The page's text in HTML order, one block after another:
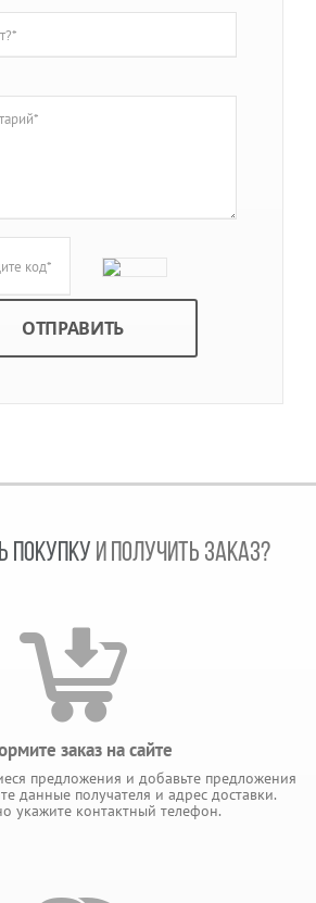
ПОКУПКУ И ПОЛУЧИТЬ ЗАКАЗ?
заказ на сайте
предложения и добавьте предложения
данные получателя и адрес доставки.
укажите контактный телефон.